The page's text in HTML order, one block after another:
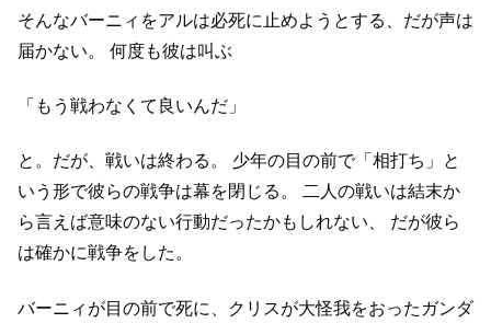
そんなバーニィをアルは必死に止めようとする、だが声は
届かない。
何度も彼は叫ぶ
「もう戦わなくて良いんだ」
と。だが、戦いは終わる。
少年の目の前で「相打ち」と
いう形で彼らの戦争は幕を閉じる。
二人の戦いは結末か
ら言えば意味のない行動だったかもしれない、
だが彼ら
は確かに戦争をした。
バーニィが目の前で死に、クリスが大怪我をおったガンダ